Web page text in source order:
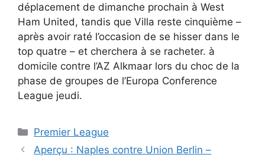
déplacement de dimanche prochain à West
Ham United, tandis que Villa reste cinquième –
après avoir raté l’occasion de se hisser dans le
top quatre – et cherchera à se racheter. à
domicile contre l’AZ Alkmaar lors du choc de la
phase de groupes de l’Europa Conference
League jeudi.
Catégories
Premier League
Aperçu : Naples contre Union Berlin –